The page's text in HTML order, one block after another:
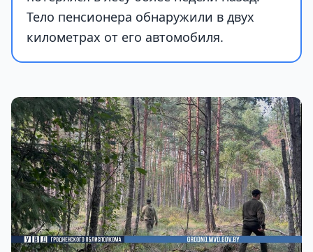
Тело пенсионера обнаружили в двух
километрах от его автомобиля.